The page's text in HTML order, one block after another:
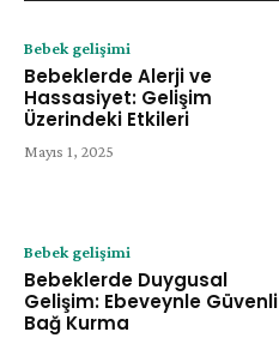
Bebek gelişimi
Bebeklerde Alerji ve
Hassasiyet: Gelişim
Üzerindeki Etkileri
Mayıs 1, 2025
Bebek gelişimi
Bebeklerde Duygusal
Gelişim: Ebeveynle Güvenli
Bağ Kurma